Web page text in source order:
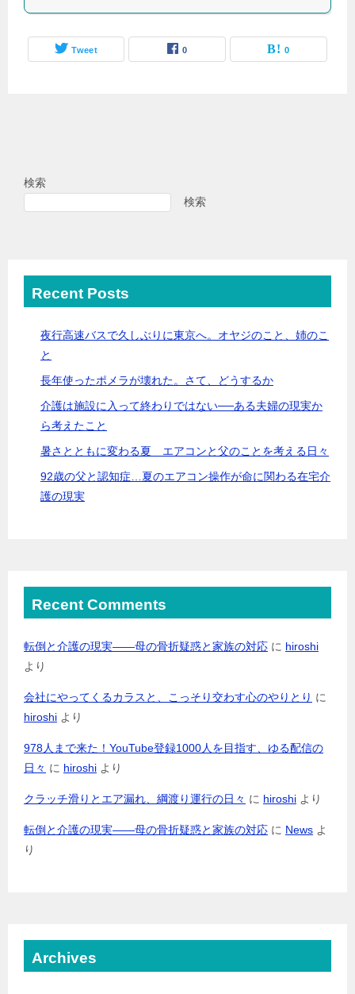
Tweet 0 0
検索
検索
Recent Posts
夜行高速バスで久しぶりに東京へ。オヤジのこと、姉のこ
と
長年使ったポメラが壊れた。さて、どうするか
介護は施設に入って終わりではない──ある夫婦の現実か
ら考えたこと
暑さとともに変わる夏 エアコンと父のことを考える日々
92歳の父と認知症…夏のエアコン操作が命に関わる在宅介
護の現実
Recent Comments
転倒と介護の現実――母の骨折疑惑と家族の対応 に hiroshi
より
会社にやってくるカラスと、こっそり交わす心のやりとり に
hiroshi より
978人まで来た！YouTube登録1000人を目指す、ゆる配信の
日々 に hiroshi より
クラッチ滑りとエア漏れ、綱渡り運行の日々 に hiroshi より
転倒と介護の現実――母の骨折疑惑と家族の対応 に News よ
り
Archives